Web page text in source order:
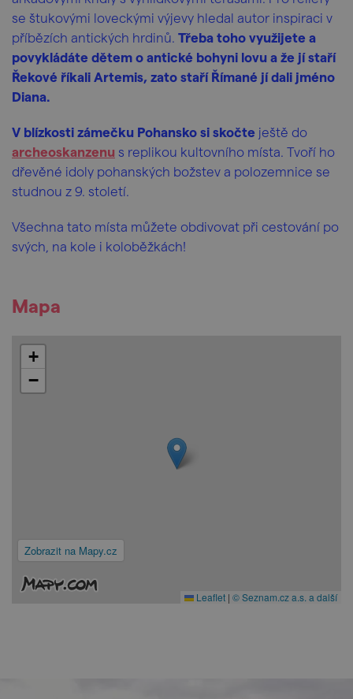
se štukovými loveckými výjevy hledal autor inspiraci v
příbězích antických hrdinů. Třeba toho využijete a
povykládáte dětem o antické bohyni lovu a že jí staří
Řekové říkali Artemis, zato staří Římané jí dali jméno
Diana.
V blízkosti zámečku Pohansko si skočte ještě do
archeoskanzenu s replikou kultovního místa. Tvoří ho
dřevěné idoly pohanských božstev a polozemnice se
studnou z 9. století.
Všechna tato místa můžete obdivovat při cestování po
svých, na kole i koloběžkách!
Mapa
Zobrazit na Mapy.cz
+
−
Leaflet | © Seznam.cz a.s. a další